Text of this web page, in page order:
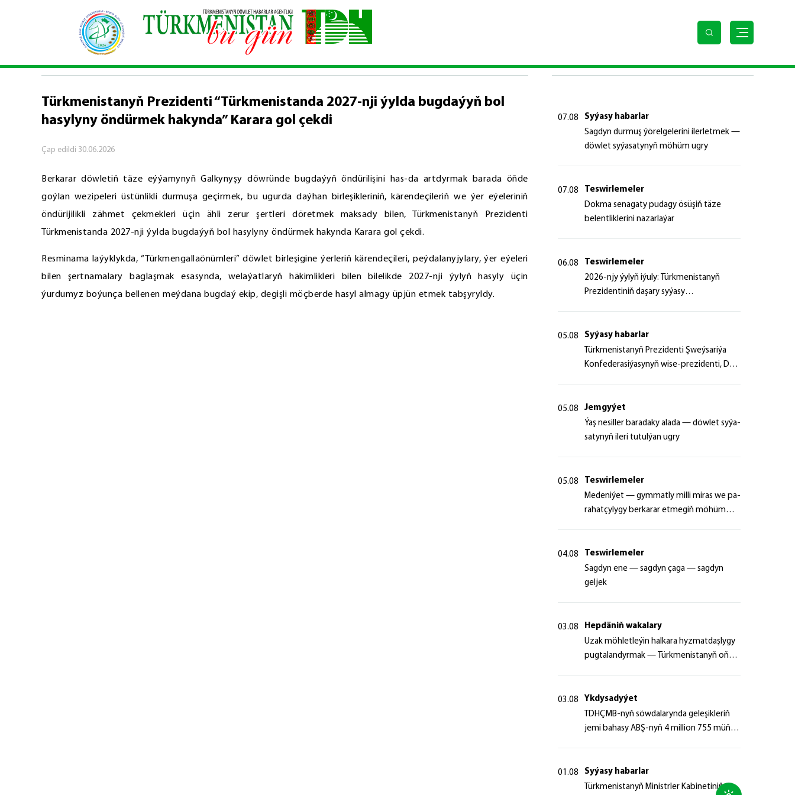
Baş sahypa \ Resmi Türkmenistanyň Prezidenti “Türkmenistanda 2027-nji ýylda bugdaýyň bol hasylyny öndürmek hakynda” Karara gol çekdi
Türkmenistanyň Prezidenti “Türkmenistanda 2027-nji ýylda bugdaýyň bol
hasylyny öndürmek hakynda” Karara gol çekdi
Çap edildi 30.06.2026
Berkarar döwletiň täze eýýamynyň Galkynyşy döwründe bugdaýyň öndürilişini has-da artdyrmak barada öňde
goýlan wezipeleri üstünlikli durmuşa geçirmek, bu ugurda daýhan birleşikleriniň, kärendeçileriň we ýer eýeleriniň
öndürijilikli zähmet çekmekleri üçin ähli zerur şertleri döretmek maksady bilen, Türkmenistanyň Prezidenti
Türkmenistanda 2027-nji ýylda bugdaýyň bol hasylyny öndürmek hakynda Karara gol çekdi.
Resminama laýyklykda, “Türkmengallaönümleri” döwlet birleşigine ýerleriň kärendeçileri, peýdalanyjylary, ýer eýeleri
bilen şertnamalary baglaşmak esasynda, welaýatlaryň häkimlikleri bilen bilelikde 2027-nji ýylyň hasyly üçin
ýurdumyz boýunça bellenen meýdana bugdaý ekip, degişli möçberde hasyl almagy üpjün etmek tabşyryldy.
07.08
Syýasy habarlar
Sagdyn durmuş ýörelgelerini ilerletmek —
döwlet syýasatynyň möhüm ugry
07.08
Teswirlemeler
Dokma senagaty pudagy ösüşiň täze
belentliklerini nazarlaýar
06.08
Teswirlemeler
2026-njy ýylyň iýuly: Türkmenistanyň
Prezidentiniň daşary syýasy
05.08
Syýasy habarlar
Türk­me­nis­ta­nyň Prezidenti Şweý­sa­ri­ýa
Kon­fe­de­ra­si­ýa­sy­nyň wi­se-prezidenti, Da­
05.08
Jemgyýet
Ýaş ne­sil­ler ba­ra­da­ky ala­da — döw­let sy­ýa­
sa­ty­nyň ile­ri tu­tul­ýan ug­ry
05.08
Teswirlemeler
Me­de­ni­ýet — gym­mat­ly milli mi­ras we pa­
ra­hat­çy­ly­gy ber­ka­rar et­me­giň mö­hüm
04.08
Teswirlemeler
Sagdyn ene — sagdyn çaga — sagdyn
geljek
03.08
Hepdäniň wakalary
Uzak möhletleýin halkara hyzmatdaşlygy
pugtalandyrmak — Türkmenistanyň oňyn
03.08
Ykdysadyýet
TDHÇMB-nyň söwdalarynda geleşikleriň
jemi bahasy ABŞ-nyň 4 million 755 müň
01.08
Syýasy habarlar
Türkmenistanyň Ministrler Kabinetiniň